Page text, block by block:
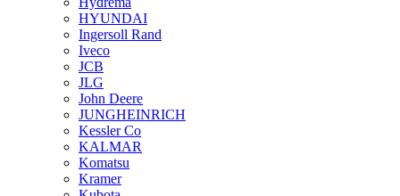
HYUNDAI
Ingersoll Rand
Iveco
JCB
JLG
John Deere
JUNGHEINRICH
Kessler Co
KALMAR
Komatsu
Kramer